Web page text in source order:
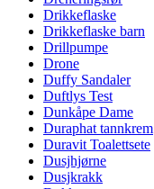
Drikkeflaske
Drikkeflaske barn
Drillpumpe
Drone
Duffy Sandaler
Duftlys Test
Dunkåpe Dame
Duraphat tannkrem
Duravit Toalettsete
Dusjhjørne
Dusjkrakk